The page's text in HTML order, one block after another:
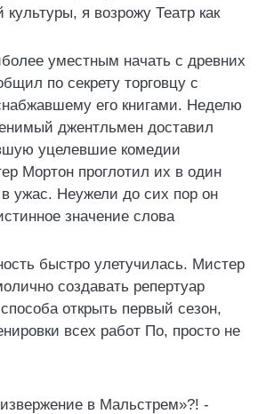
я возрожу Театр как
уместным начать с древних
по секрету торговцу с
его книгами. Неделю
джентльмен доставил
уцелевшие комедии
Мортон проглотил их в один
ужас. Неужели до сих пор он
значение слова
быстро улетучилась. Мистер
создавать репертуар
открыть первый сезон,
всех работ По, просто не
в Мальстрем»?! -